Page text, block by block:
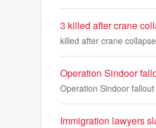
3 killed after crane
killed after crane
Operation Sindoor
Operation Sindoor
Immigration lawyers